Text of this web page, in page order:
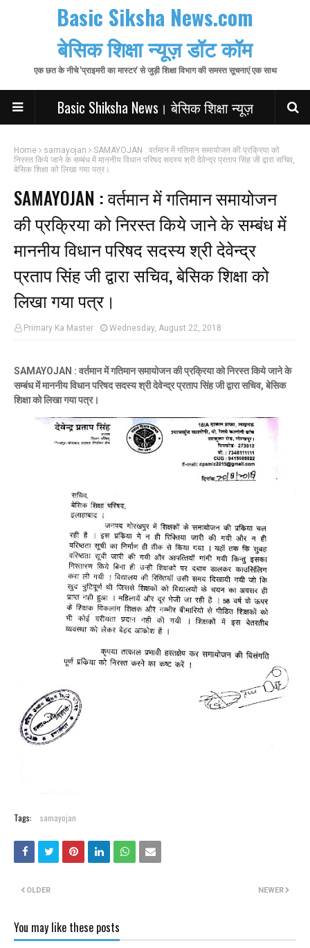
Basic Siksha News.com
बेसिक शिक्षा न्यूज़ डॉट कॉम
एक छत के नीचे 'प्राइमरी का मास्टर' से जुड़ी शिक्षा विभाग की समस्त सूचनाएं एक साथ
Basic Shiksha News। बेसिक शिक्षा न्यूज़
Home samayojan
SAMAYOJAN : वर्तमान में गतिमान समायोजन की प्रक्रिया को
निरस्त किये जाने के सम्बंध में माननीय विधान परिषद सदस्य श्री देवेन्द्र प्रताप सिंह जी द्वारा सचिव,
बेसिक शिक्षा को लिखा गया पत्र।
SAMAYOJAN : वर्तमान में गतिमान समायोजन
की प्रक्रिया को निरस्त किये जाने के सम्बंध में
माननीय विधान परिषद सदस्य श्री देवेन्द्र
प्रताप सिंह जी द्वारा सचिव, बेसिक शिक्षा को
लिखा गया पत्र।
Primary Ka Master Wednesday, August 22, 2018
SAMAYOJAN : वर्तमान में गतिमान समायोजन की प्रक्रिया को निरस्त किये जाने के
सम्बंध में माननीय विधान परिषद सदस्य श्री देवेन्द्र प्रताप सिंह जी द्वारा सचिव, बेसिक
शिक्षा को लिखा गया पत्र।
Tags: samayojan
NEWER
OLDER
You may like these posts